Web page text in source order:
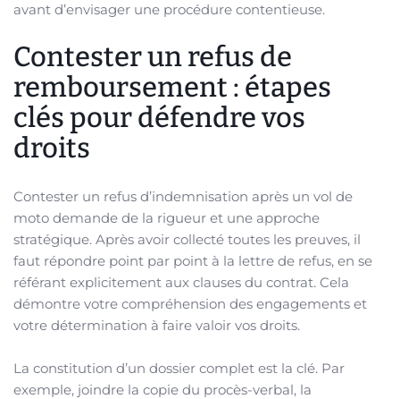
avant d’envisager une procédure contentieuse.
Contester un refus de
remboursement : étapes
clés pour défendre vos
droits
Contester un refus d’indemnisation après un vol de
moto demande de la rigueur et une approche
stratégique. Après avoir collecté toutes les preuves, il
faut répondre point par point à la lettre de refus, en se
référant explicitement aux clauses du contrat. Cela
démontre votre compréhension des engagements et
votre détermination à faire valoir vos droits.
La constitution d’un dossier complet est la clé. Par
exemple, joindre la copie du procès-verbal, la